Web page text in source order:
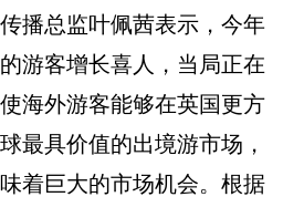
总监叶佩茜表示，今年
游客增长喜人，当局正在
海外游客能够在英国更方
最具价值的出境游市场，
着巨大的市场机会。根据